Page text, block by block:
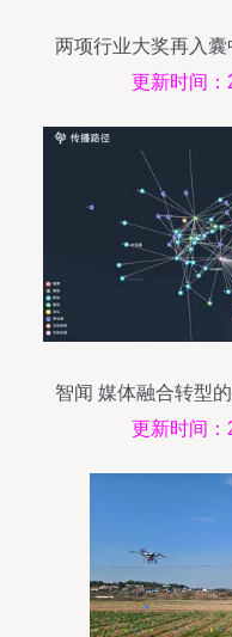
两项行业大奖再入
更新时间
智闻 媒体融合转型
更新时间